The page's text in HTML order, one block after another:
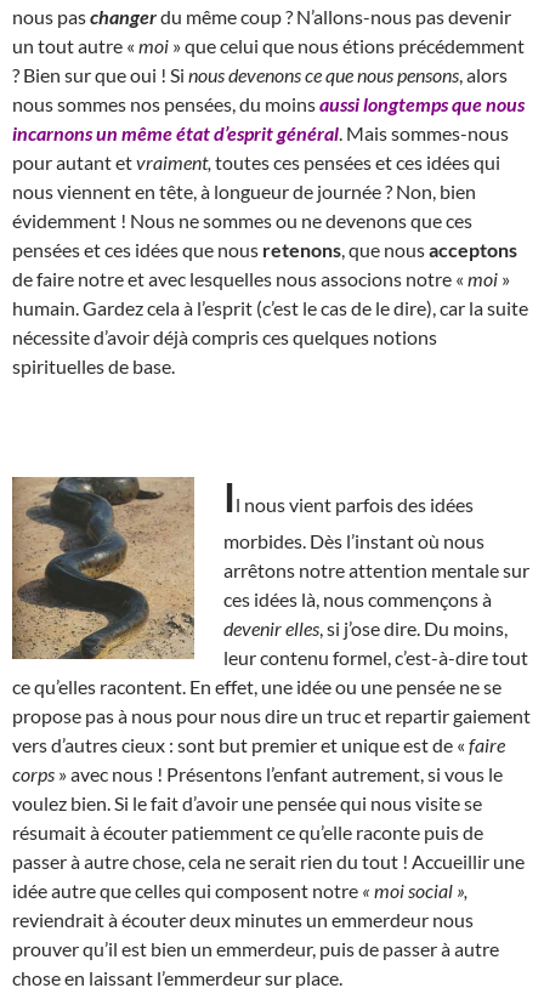
nous paschangerdu même coup ? N’allons-nous pas devenir
un tout autre « moi » que celui que nous étions précédemment
? Bien sur que oui ! Si nous devenons ce que nous pensons , alors
nous sommes nos pensées, du moinsaussi longtemps que nous
incarnons un même état d’esprit général . Mais sommes-nous
pour autant etvraiment, toutes ces pensées et ces idées qui
nous viennent en tête, à longueur de journée ? Non, bien
évidemment ! Nous ne sommes ou ne devenons que ces
pensées et ces idées que nous retenons , que nousacceptons
de faire notre et avec lesquelles nous associons notre « moi »
humain. Gardez cela à l’esprit (c’est le cas de le dire), car la suite
nécessite d’avoir déjà compris ces quelques notions
spirituelles de base.
Il nous vient parfois des idées
morbides. Dès l’instant où nous
arrêtons notre attention mentale sur
ces idées là, nous commençons à
devenir elles , si j’ose dire. Du moins,
leur contenu formel, c’est-à-dire tout
ce qu’elles racontent. En effet, une idée ou une pensée ne se
propose pas à nous pour nous dire un truc et repartir gaiement
vers d’autres cieux : sont but premier et unique est de « faire
corps » avec nous ! Présentons l’enfant autrement, si vous le
voulez bien. Si le fait d’avoir une pensée qui nous visite se
résumait à écouter patiemment ce qu’elle raconte puis de
passer à autre chose, cela ne serait rien du tout ! Accueillir une
idée autre que celles qui composent notre « moi social »,
reviendrait à écouter deux minutes un emmerdeur nous
prouver qu’il est bien un emmerdeur, puis de passer à autre
chose en laissant l’emmerdeur sur place.